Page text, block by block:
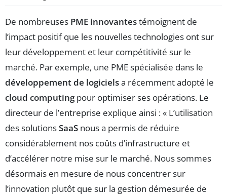
De nombreuses PME innovantestémoignent de
l’impact positif que les nouvelles technologies ont sur
leur développement et leur compétitivité sur le
marché. Par exemple, une PME spécialisée dans le
développement de logicielsa récemment adopté le
cloud computingpour optimiser ses opérations. Le
directeur de l’entreprise explique ainsi : « L’utilisation
des solutionsSaaS nous a permis de réduire
considérablement nos coûts d’infrastructure et
d’accélérer notre mise sur le marché. Nous sommes
désormais en mesure de nous concentrer sur
l’innovation plutôt que sur la gestion démesurée de